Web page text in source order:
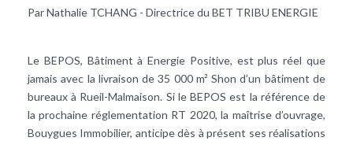
Par Nathalie TCHANG - Directrice du BET TRIBU ENERGIE
Le BEPOS, Bâtiment à Energie Positive, est plus réel que
jamais avec la livraison de 35 000 m² Shon d’un bâtiment de
bureaux à Rueil-Malmaison. Si le BEPOS est la référence de
la prochaine réglementation RT 2020, la maîtrise d’ouvrage,
Bouygues Immobilier, anticipe dès à présent ses réalisations